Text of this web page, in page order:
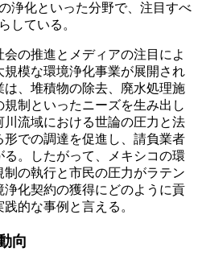
浄化といった分野で、注目すべ
している。
会の推進とメディアの注目によ
規模な環境浄化事業が展開され
、堆積物の除去、廃水処理施
制といったニーズを生み出し
流域における世論の圧力と法
形での調達を促進し、請負業者
。したがって、メキシコの環
の執行と市民の圧力がラテン
浄化契約の獲得にどのように貢
的な事例と言える。
向